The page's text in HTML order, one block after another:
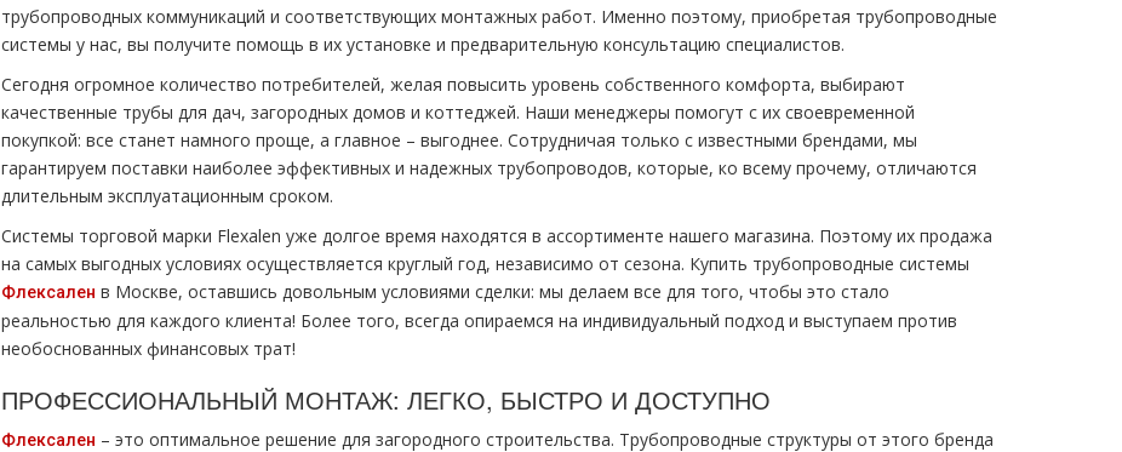
трубопроводных коммуникаций и соответствующих монтажных работ. Именно поэтому, приобретая трубопроводные
системы у нас, вы получите помощь в их установке и предварительную консультацию специалистов.
Сегодня огромное количество потребителей, желая повысить уровень собственного комфорта, выбирают
качественные трубы для дач, загородных домов и коттеджей. Наши менеджеры помогут с их своевременной
покупкой: все станет намного проще, а главное – выгоднее. Сотрудничая только с известными брендами, мы
гарантируем поставки наиболее эффективных и надежных трубопроводов, которые, ко всему прочему, отличаются
длительным эксплуатационным сроком.
Системы торговой марки Flexalen уже долгое время находятся в ассортименте нашего магазина. Поэтому их продажа
на самых выгодных условиях осуществляется круглый год, независимо от сезона. Купить трубопроводные системы
Флексален в Москве, оставшись довольным условиями сделки: мы делаем все для того, чтобы это стало
реальностью для каждого клиента! Более того, всегда опираемся на индивидуальный подход и выступаем против
необоснованных финансовых трат!
ПРОФЕССИОНАЛЬНЫЙ МОНТАЖ: ЛЕГКО, БЫСТРО И ДОСТУПНО
Флексален – это оптимальное решение для загородного строительства. Трубопроводные структуры от этого бренда